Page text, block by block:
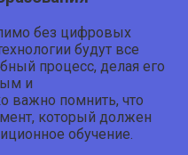
без цифровых
будут все
процесс, делая его
и
важно помнить, что
который должен
обучение.